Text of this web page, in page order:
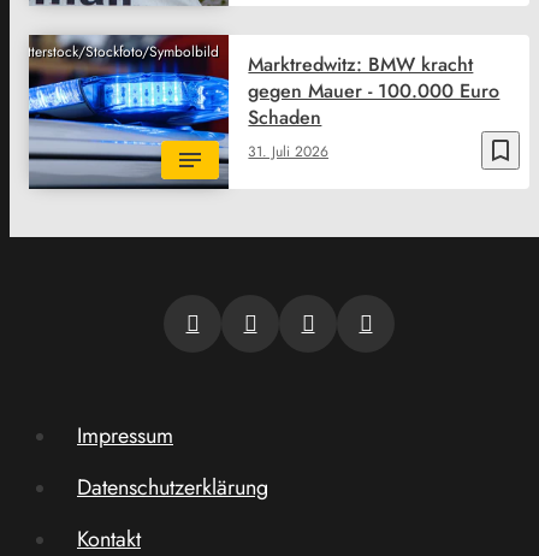
Shutterstock/Stockfoto/Symbolbild
bookmark_border
31. Juli 2026
Marktredwitz: BMW kracht
gegen Mauer - 100.000 Euro
Schaden
Impressum
Datenschutzerklärung
Kontakt